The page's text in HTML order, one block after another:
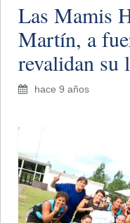
Las Mamis
Martín, a
revalidan su
hace 9 años